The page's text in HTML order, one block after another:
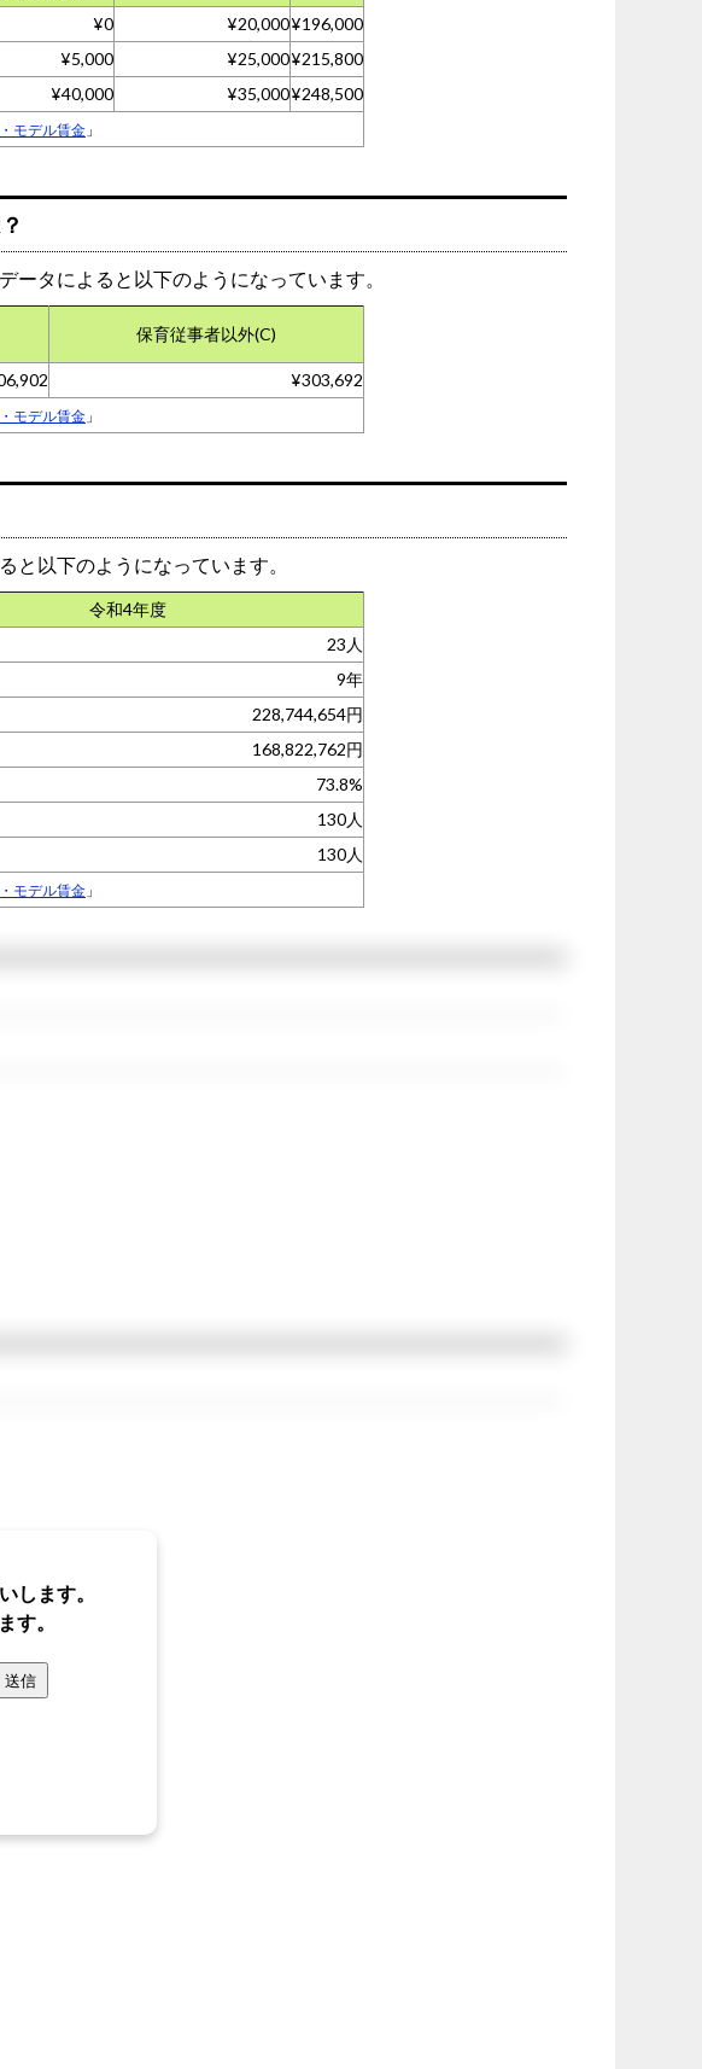
¥0 ¥20,000¥196,000
¥5,000 ¥25,000¥215,800
¥40,000 ¥35,000¥248,500
モデル賃金 」
タによると以下のようになっています。
保育従事者以外(C)
¥303,692
モデル賃金 」
以下のようになっています。
令和4年度
23人
9年
228,744,654円
168,822,762円
73.8%
130人
130人
モデル賃金 」
します。
す。